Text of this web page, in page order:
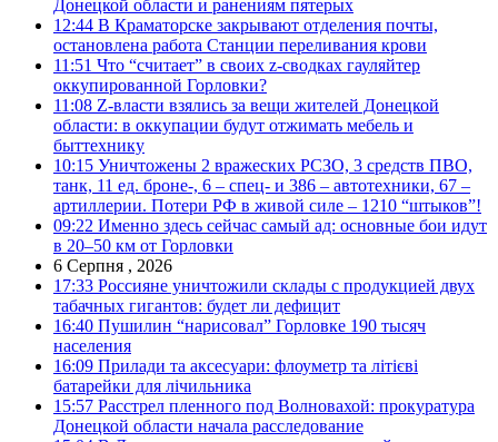
Донецкой области и ранениям пятерых
12:44 В Краматорске закрывают отделения почты,
остановлена работа Станции переливания крови
11:51 Что “считает” в своих z-сводках гауляйтер
оккупированной Горловки?
11:08 Z-власти взялись за вещи жителей Донецкой
области: в оккупации будут отжимать мебель и
быттехнику
10:15 Уничтожены 2 вражеских РСЗО, 3 средств ПВО,
танк, 11 ед. броне-, 6 – спец- и 386 – автотехники, 67 –
артиллерии. Потери РФ в живой силе – 1210 “штыков”!
09:22 Именно здесь сейчас самый ад: основные бои идут
в 20–50 км от Горловки
6 Серпня , 2026
17:33 Россияне уничтожили склады с продукцией двух
табачных гигантов: будет ли дефицит
16:40 Пушилин “нарисовал” Горловке 190 тысяч
населения
16:09 Прилади та аксесуари: флоуметр та літієві
батарейки для лічильника
15:57 Расстрел пленного под Волновахой: прокуратура
Донецкой области начала расследование